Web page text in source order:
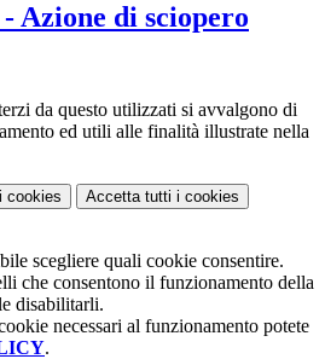
Azione di sciopero
da questo utilizzati si avvalgono di
ed utili alle finalità illustrate nella
i cookies Accetta tutti i cookies
scegliere quali cookie consentire.
che consentono il funzionamento della
disabilitarli.
necessari al funzionamento potete
.